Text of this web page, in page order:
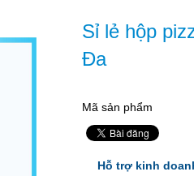
Sỉ lẻ hộp
Đa
Mã sản phẩm
Hỗ trợ kinh